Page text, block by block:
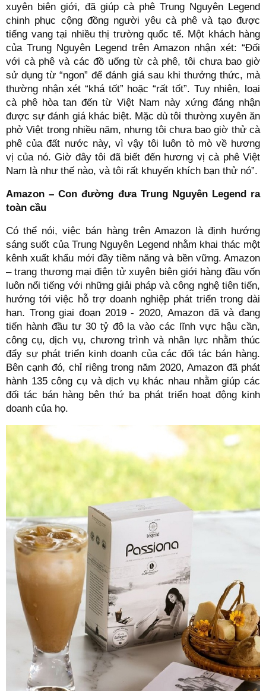
xuyên biên giới, đã giúp cà phê Trung Nguyên Legend
chinh phục cộng đồng người yêu cà phê và tạo được
tiếng vang tại nhiều thị trường quốc tế. Một khách hàng
của Trung Nguyên Legend trên Amazon nhận xét: “Đối
với cà phê và các đồ uống từ cà phê, tôi chưa bao giờ
sử dụng từ “ngon” để đánh giá sau khi thưởng thức, mà
thường nhận xét “khá tốt” hoặc “rất tốt”. Tuy nhiên, loại
cà phê hòa tan đến từ Việt Nam này xứng đáng nhận
được sự đánh giá khác biệt. Mặc dù tôi thường xuyên ăn
phở Việt trong nhiều năm, nhưng tôi chưa bao giờ thử cà
phê của đất nước này, vì vậy tôi luôn tò mò về hương
vị của nó. Giờ đây tôi đã biết đến hương vị cà phê Việt
Nam là như thế nào, và tôi rất khuyến khích bạn thử nó”.
Amazon – Con đường đưa Trung Nguyên Legend ra
toàn cầu
Có thể nói, việc bán hàng trên Amazon là định hướng
sáng suốt của Trung Nguyên Legend nhằm khai thác một
kênh xuất khẩu mới đầy tiềm năng và bền vững. Amazon
– trang thương mại điện tử xuyên biên giới hàng đầu vốn
luôn nổi tiếng với những giải pháp và công nghệ tiên tiến,
hướng tới việc hỗ trợ doanh nghiệp phát triển trong dài
hạn. Trong giai đoạn 2019 - 2020, Amazon đã và đang
tiến hành đầu tư 30 tỷ đô la vào các lĩnh vực hậu cần,
công cụ, dịch vụ, chương trình và nhân lực nhằm thúc
đẩy sự phát triển kinh doanh của các đối tác bán hàng.
Bên cạnh đó, chỉ riêng trong năm 2020, Amazon đã phát
hành 135 công cụ và dịch vụ khác nhau nhằm giúp các
đối tác bán hàng bên thứ ba phát triển hoạt động kinh
doanh của họ.